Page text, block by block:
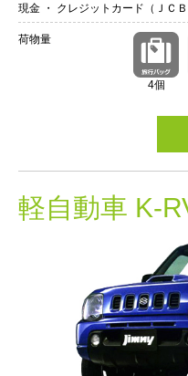
現金 ・ クレジットカード（ＪＣ
荷物量
4個
軽自動車 K-